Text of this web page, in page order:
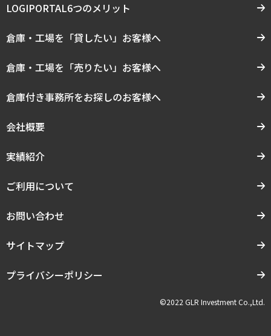
LOGIPORTAL6つのメリット
倉庫・工場を「貸したい」お客様へ
倉庫・工場を「売りたい」お客様へ
倉庫付き事務所をお探しのお客様へ
会社概要
実績紹介
ご利用について
お問い合わせ
サイトマップ
プライバシーポリシー
©2022 GLR Investment Co.,Ltd.